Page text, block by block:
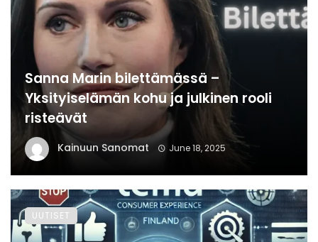
Sanna Marin bilettämässä –
Yksityiselämän kohu ja julkinen rooli
risteävät
Kainuun Sanomat June 18, 2025
UUTISET